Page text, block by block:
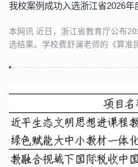
我校案例成功入选浙江省2026年
本网讯 近日，浙江省教育厅公布
选结果。学校费舒澜老师的《算
例以习近平新时代中国特色社会主
和社会保险精算的理念差异，融入
中国等课程思政元素，聚焦经世济